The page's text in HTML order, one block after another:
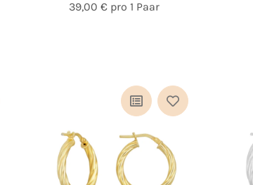
39,00 € pro 1 Paar